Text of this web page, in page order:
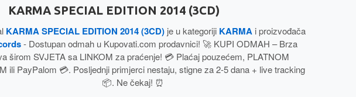
KARMA SPECIAL EDITION 2014 (3CD)
KARMA SPECIAL EDITION 2014 (3CD)je u kategoriji KARMA i proizvođača
- Dostupan odmah u Kupovati.com prodavnici! 🚀 KUPI ODMAH – Brza
širom SVJETA sa LINKOM za praćenje! 💳 Plaćaj pouzećem, PLATNOM
ili PayPalom 💳. Posljednji primjerci nestaju, stigne za 2-5 dana + live tracking
📦. Ne čekaj! ⏰